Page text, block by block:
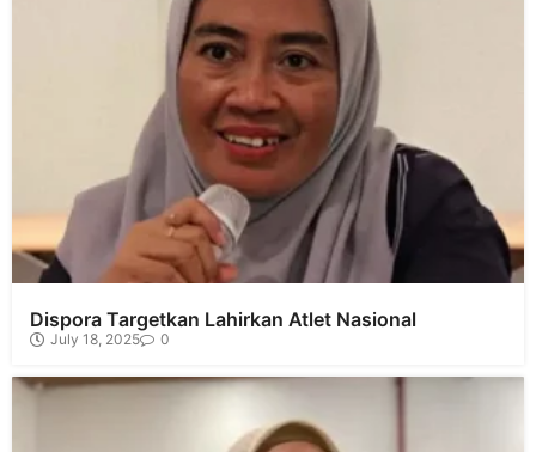
Dispora Targetkan Lahirkan Atlet Nasional
July 18, 2025 0